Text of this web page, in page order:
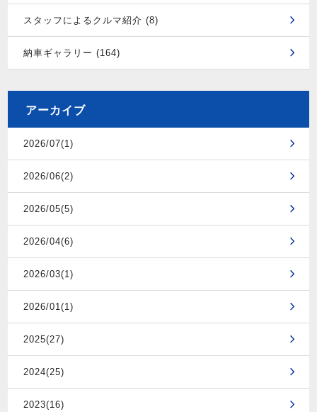
スタッフによるクルマ紹介 (8)
納車ギャラリー (164)
アーカイブ
2026/07(1)
2026/06(2)
2026/05(5)
2026/04(6)
2026/03(1)
2026/01(1)
2025(27)
2024(25)
2023(16)